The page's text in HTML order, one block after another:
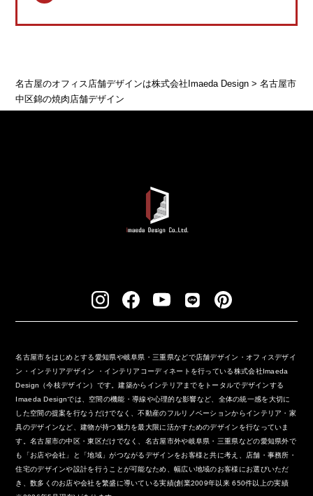
名古屋のオフィス店舗デザインは株式会社Imaeda Design >名古屋市
中区錦の焼肉店舗デザイン
名古屋市をはじめとする愛知県や岐阜県・三重県などで店舗デザイン・オフィスデザイ
ン・インテリアデザイン ・インテリアコーディネートを行っている株式会社Imaeda
Design（今枝デザイン）です。建築からインテリアまでをトータルでデザインする
Imaeda Designでは、空間の機能・導線や心理的な影響など、全体の統一感を大切に
した空間の提案を行なうだけでなく、不動産のフルリノベーションからインテリア・家
具のデザインなど、建物が持つ魅力を最大限に活かすためのデザインを行なっていま
す。名古屋市の中区・東区だけでなく、名古屋市外や岐阜県・三重県などの愛知県外で
も「お店や会社」と「地域」がつながるデザインをお客様と共に考え、店舗・事務所・
住宅のデザインや設計を行うことが可能なため、幅広い地域のお客様にお選びいただ
き、数多くのお店や会社を繁盛に導いている実績(創業2009年以来 650件以上の実績